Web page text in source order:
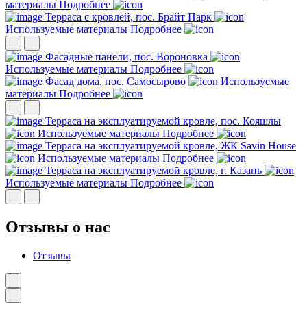
материалы Подробнее
Терраса с кровлей, пос. Брайт Парк
Используемые материалы Подробнее
Фасадные панели, пос. Вороновка
Используемые материалы Подробнее
Фасад дома, пос. Самосырово
Используемые
материалы Подробнее
Терраса на эксплуатируемой кровле, пос. Кояшлы
Используемые материалы Подробнее
Терраса на эксплуатируемой кровле, ЖК Savin House
Используемые материалы Подробнее
Терраса на эксплуатируемой кровле, г. Казань
Используемые материалы Подробнее
Отзывы о нас
Отзывы